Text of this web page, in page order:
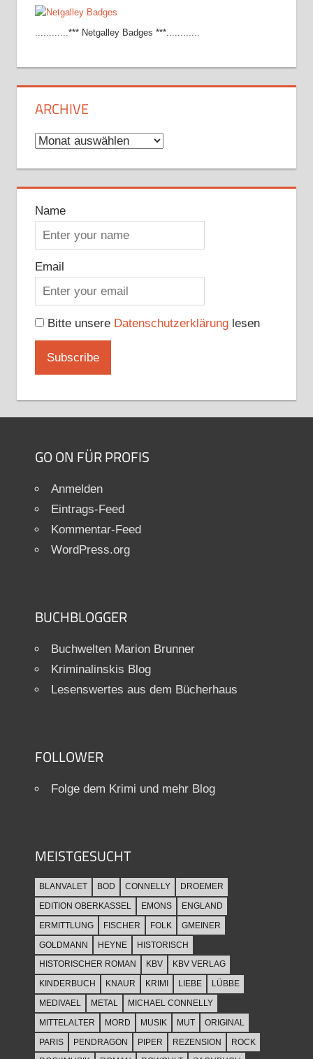
............*** Netgalley Badges ***............
ARCHIVE
Archive
Name
Email
Bitte unsere Datenschutzerklärunglesen
GO ON FÜR PROFIS
Anmelden
Eintrags-Feed
Kommentar-Feed
WordPress.org
BUCHBLOGGER
Buchwelten Marion Brunner
Kriminalinskis Blog
Lesenswertes aus dem Bücherhaus
FOLLOWER
Folge dem Krimi und mehr Blog
MEISTGESUCHT
BLANVALET BOD CONNELLY
DROEMER
EDITION OBERKASSEL
EMONS
ENGLAND
ERMITTLUNG
FISCHER FOLK
GMEINER
GOLDMANN
HEYNE
HISTORISCH
HISTORISCHER ROMAN
KBV
KBV VERLAG
KINDERBUCH
KNAUR KRIMI LIEBE
LÜBBE
MEDIVAEL
METAL
MICHAEL CONNELLY
MITTELALTER
MORD MUSIK MUT
ORIGINAL
PARIS
PENDRAGON PIPER REZENSION
ROCK